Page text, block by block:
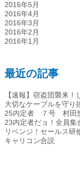
2016年5月
2016年4月
2016年3月
2016年2月
2016年1月
最近の記事
【速報】窃盗団襲来
大切なケーブルを守り
25内定者 ７号 村田
23内定者だョ！全員
リベンジ！セールス研
キャリコン合説